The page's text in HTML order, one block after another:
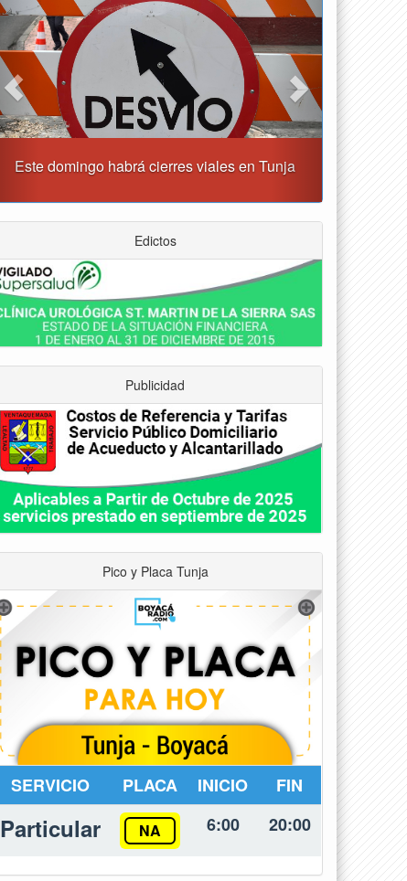
Tunja albergará el Simposio Regional en Asfixia
Edictos
Publicidad
Pico y Placa Tunja
SERVICIO PLACA INICIO FIN
Particular NA 6:00 20:00